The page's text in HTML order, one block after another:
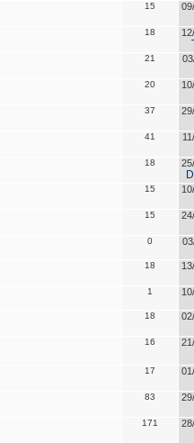
15
18
21
20
37
41
18
15
15
0
18
1
18
16
17
83
171